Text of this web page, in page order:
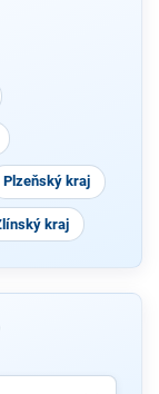
Plzeňský kraj
kraj